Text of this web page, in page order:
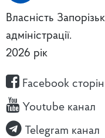
Власність
адміністрації.
2026 рік
Facebook
Youtube канал
Telegram канал